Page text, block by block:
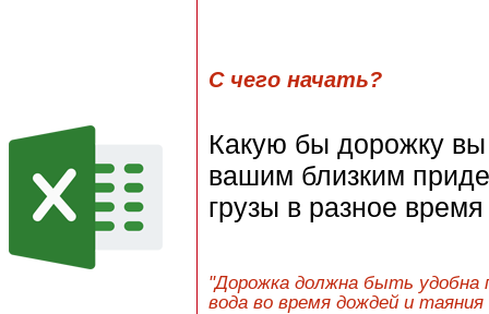
С чего начать?
Какую бы дорожку вы
вашим близким
грузы в разное
"Дорожка должна быть удобна
вода во время дождей и таяния